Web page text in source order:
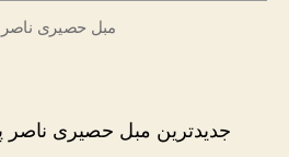
مبل حصیری ناصر ۸۹۱
جدیدترین مبل حصیری ناصر